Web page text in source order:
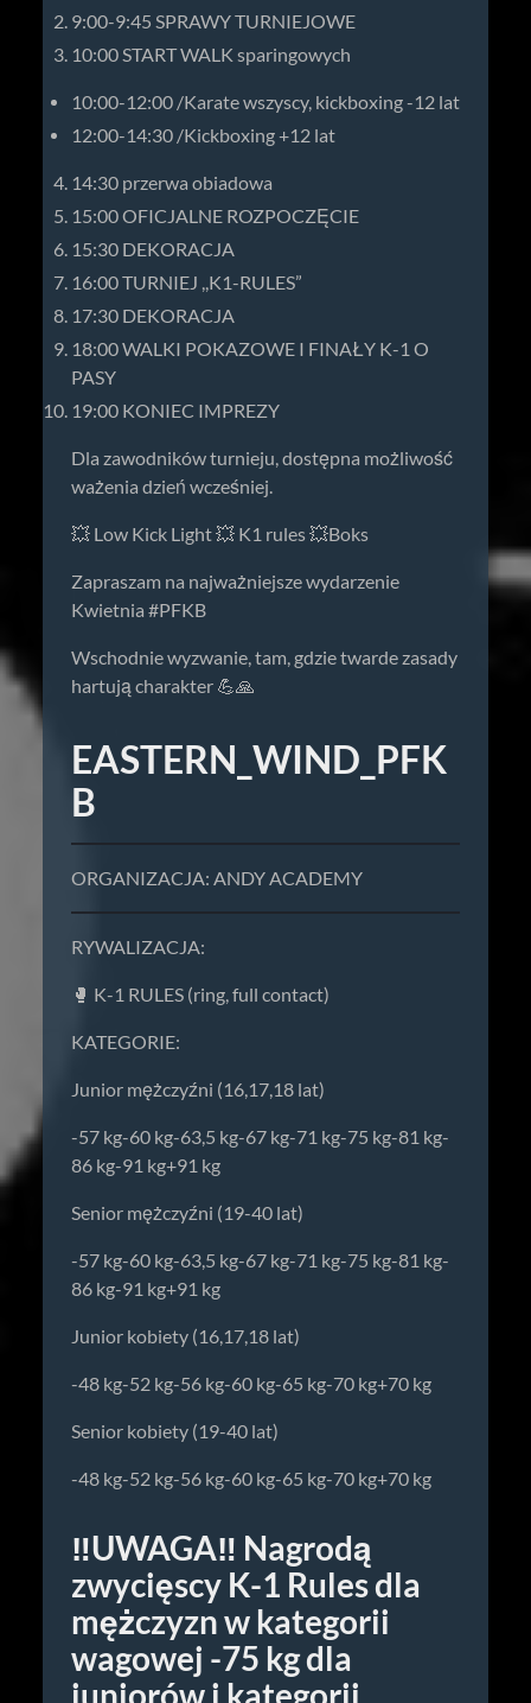
9:00-9:45 SPRAWY TURNIEJOWE
10:00 START WALK sparingowych
10:00-12:00 /Karate wszyscy, kickboxing -12 lat
12:00-14:30 /Kickboxing +12 lat
14:30 przerwa obiadowa
15:00 OFICJALNE ROZPOCZĘCIE
15:30 DEKORACJA
16:00 TURNIEJ ,,K1-RULES”
17:30 DEKORACJA
18:00 WALKI POKAZOWE I FINAŁY K-1 O
PASY
19:00 KONIEC IMPREZY
Dla zawodników turnieju, dostępna możliwość
ważenia dzień wcześniej.
💥 Low Kick Light 💥 K1 rules 💥Boks
Zapraszam na najważniejsze wydarzenie
Kwietnia #PFKB
Wschodnie wyzwanie, tam, gdzie twarde zasady
hartują charakter 💪🙏
EASTERN_WIND_PFK
B
ORGANIZACJA: ANDY ACADEMY
RYWALIZACJA:
🥊 K-1 RULES (ring, full contact)
KATEGORIE:
Junior mężczyźni (16,17,18 lat)
-57 kg-60 kg-63,5 kg-67 kg-71 kg-75 kg-81 kg-
86 kg-91 kg+91 kg
Senior mężczyźni (19-40 lat)
-57 kg-60 kg-63,5 kg-67 kg-71 kg-75 kg-81 kg-
86 kg-91 kg+91 kg
Junior kobiety (16,17,18 lat)
-48 kg-52 kg-56 kg-60 kg-65 kg-70 kg+70 kg
Senior kobiety (19-40 lat)
-48 kg-52 kg-56 kg-60 kg-65 kg-70 kg+70 kg
‼️UWAGA‼️ Nagrodą
zwycięscy K-1 Rules dla
mężczyzn w kategorii
wagowej -75 kg dla